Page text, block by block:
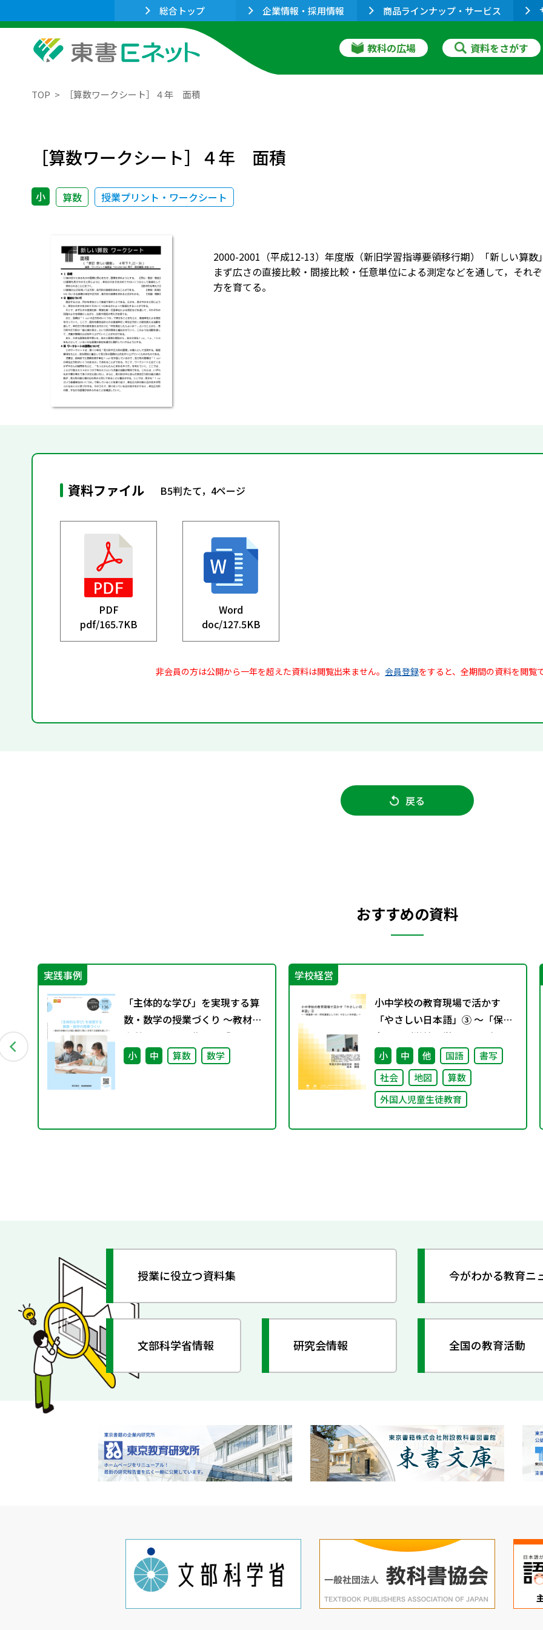
総合トップ 企業情報・採用情報 商品ラインナップ・サービス
教科の広場 資料をさがす
TOP ［算数ワークシート］４年 面積
［算数ワークシート］４年 面積
小 算数 授業プリント・ワークシート
2000-2001（平成12-13）年度版（新旧学習指導要領移行期）「新しい算数
まず広さの直接比較・間接比較・任意単位による測定などを通して，それ
方を育てる。
資料ファイル B5判たて，4ページ
PDF
pdf/165.7KB
Word
doc/127.5KB
非会員の方は公開から一年を超えた資料は閲覧出来ません。 会員登録をすると、全期間の資料を閲覧
戻る
おすすめの資料
実践事例
「主体的な学び」を実現する算
数・数学の授業づくり ～教材の
本質からの個と集団の「問い」
を育てる指導を通して～（特別
小 中 算数 数学
学校経営
小中学校の教育現場で活かす
「やさしい日本語」③ ～「保護
者への（学校運営としての）や
さしい日本語」～
小 中 他 国語
書写
社会
地図
算数
外国人児童生徒教育
授業に役立つ資料集 今がわかる教育ニ
文部科学省情報 研究会情報 全国の教育活動